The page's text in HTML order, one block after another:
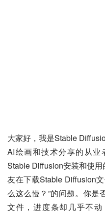
大家好，我是Stable
AI绘画和技术分享的从
Stable Diffusion安装和使
友在下载Stable Diffusion
么这么慢？”的问题。你是
文件，进度条却几乎不